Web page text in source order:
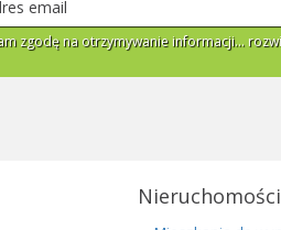
zgodę na otrzymywanie informacji...